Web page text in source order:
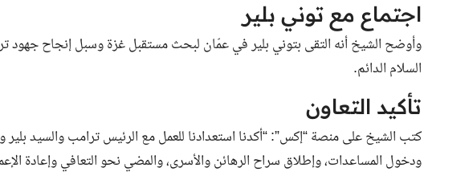
اجتماع مع توني بلير
وأوضح الشيخ أنه التقى بتوني بلير في عمّان لبحث مستقبل غزة وسبل إنجاح جهود
السلام الدائم.
تأكيد التعاون
كتب الشيخ على منصة “إكس”: “أكدنا استعدادنا للعمل مع الرئيس ترامب والسيد بلير
ودخول المساعدات، وإطلاق سراح الرهائن والأسرى، والمضي نحو التعافي وإعادة